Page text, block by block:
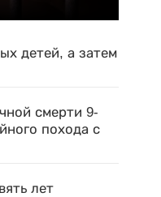
детей, а затем
смерти 9-
похода с
лет